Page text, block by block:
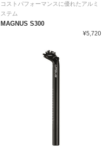
コストパフォーマンスに優れたアルミ
ステム
MAGNUS S300
¥5,720